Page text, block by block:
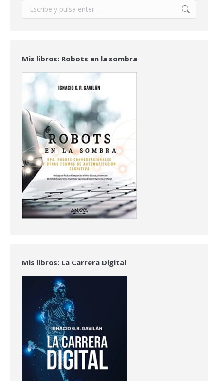
Buscar:
Mis libros: Robots en la sombra
Mis libros: La Carrera Digital